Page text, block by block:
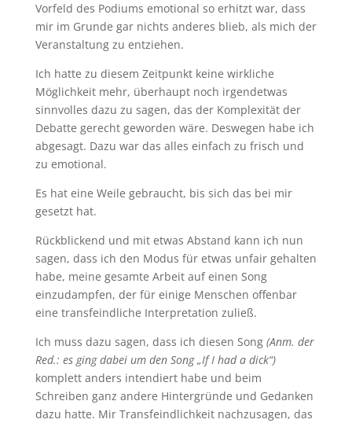
Vorfeld des Podiums emotional so erhitzt war, dass
mir im Grunde gar nichts anderes blieb, als mich der
Veranstaltung zu entziehen.
Ich hatte zu diesem Zeitpunkt keine wirkliche
Möglichkeit mehr, überhaupt noch irgendetwas
sinnvolles dazu zu sagen, das der Komplexität der
Debatte gerecht geworden wäre. Deswegen habe ich
abgesagt. Dazu war das alles einfach zu frisch und
zu emotional.
Es hat eine Weile gebraucht, bis sich das bei mir
gesetzt hat.
Rückblickend und mit etwas Abstand kann ich nun
sagen, dass ich den Modus für etwas unfair gehalten
habe, meine gesamte Arbeit auf einen Song
einzudampfen, der für einige Menschen offenbar
eine transfeindliche Interpretation zuließ.
Ich muss dazu sagen, dass ich diesen Song (Anm. der
Red.: es ging dabei um den Song „If I had a dick“)
komplett anders intendiert habe und beim
Schreiben ganz andere Hintergründe und Gedanken
dazu hatte. Mir Transfeindlichkeit nachzusagen, das